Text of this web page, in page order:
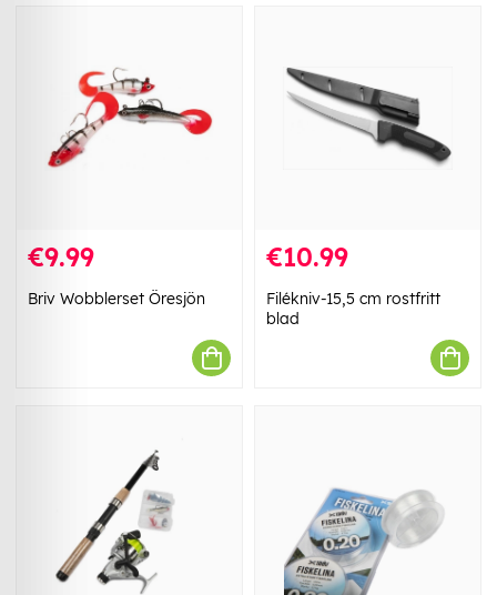
€9.99
Briv Wobblerset Öresjön
€10.99
Filékniv-15,5 cm rostfritt
blad